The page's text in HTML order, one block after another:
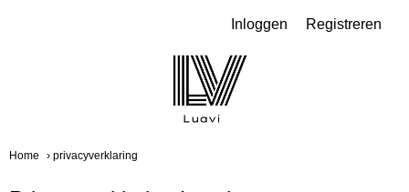
Inloggen Registreren
Home › privacyverklaring